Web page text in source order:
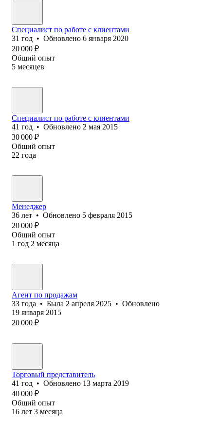
Специалист по работе с клиентами
31 год • Обновлено 6 января 2020
20 000 ₽
Общий опыт
5 месяцев
Специалист по работе с клиентами
41 год • Обновлено 2 мая 2015
30 000 ₽
Общий опыт
22 года
Менеджер
36 лет • Обновлено 5 февраля 2015
20 000 ₽
Общий опыт
1 год 2 месяца
Агент по продажам
33 года • Была 2 апреля 2025 • Обновлено
19 января 2015
20 000 ₽
Торговый представитель
41 год • Обновлено 13 марта 2019
40 000 ₽
Общий опыт
16 лет 3 месяца